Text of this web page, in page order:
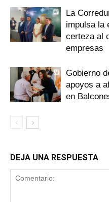
La
impulsa la
certeza al
empresas
Gobierno
apoyos a
en
DEJA UNA RESPUESTA